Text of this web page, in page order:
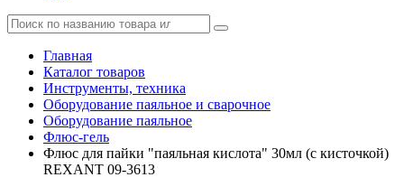
Главная
Каталог товаров
Инструменты, техника
Оборудование паяльное и сварочное
Оборудование паяльное
Флюс-гель
Флюс для пайки "паяльная кислота" 30мл (с кисточкой)
REXANT 09-3613